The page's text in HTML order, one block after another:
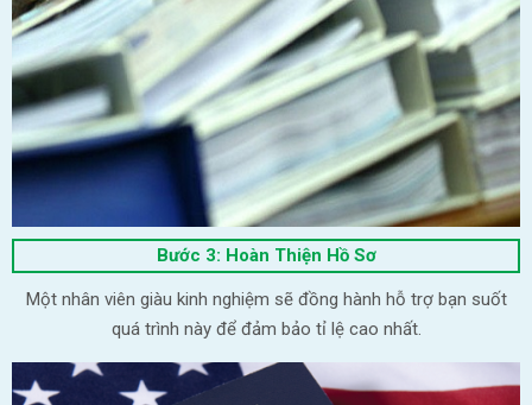
Bước 3: Hoàn Thiện Hồ Sơ
Một nhân viên giàu kinh nghiệm sẽ đồng hành hỗ trợ bạn suốt
quá trình này để đảm bảo tỉ lệ cao nhất.